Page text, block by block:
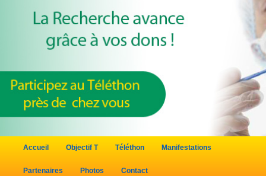
Aller au contenu principal
Aller au contenu secondaire
Accueil Objectif T Téléthon Manifestations
Partenaires Photos Contact